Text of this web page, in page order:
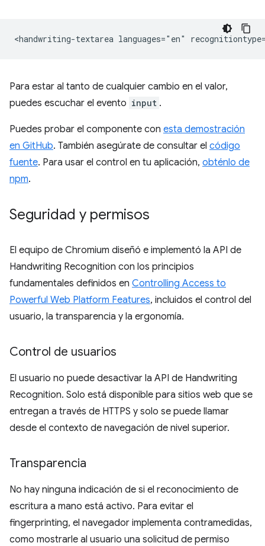
Para estar al tanto de cualquier cambio en el valor,
puedes escuchar el evento input .
Puedes probar el componente con esta demostración
en GitHub. También asegúrate de consultar el código
fuente. Para usar el control en tu aplicación, obténlo de
npm.
Seguridad y permisos
El equipo de Chromium diseñó e implementó la API de
Handwriting Recognition con los principios
fundamentales definidos en Controlling Access to
Powerful Web Platform Features, incluidos el control del
usuario, la transparencia y la ergonomía.
Control de usuarios
El usuario no puede desactivar la API de Handwriting
Recognition. Solo está disponible para sitios web que se
entregan a través de HTTPS y solo se puede llamar
desde el contexto de navegación de nivel superior.
Transparencia
No hay ninguna indicación de si el reconocimiento de
escritura a mano está activo. Para evitar el
fingerprinting, el navegador implementa contramedidas,
como mostrarle al usuario una solicitud de permiso